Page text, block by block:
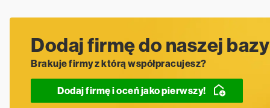
Dodaj firmę do naszej bazy
Brakuje firmy z którą współpracujesz?
Dodaj firmę i oceń jako pierwszy!